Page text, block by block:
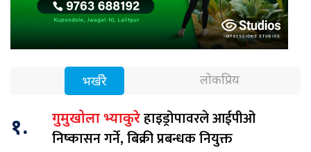
भर्खरै लोकप्रिय
१. गुमुखोला भ्याकुरेहाइड्रोपावरले आईपीओ
निष्कासन गर्ने, बिक्री प्रबन्धक नियुक्त